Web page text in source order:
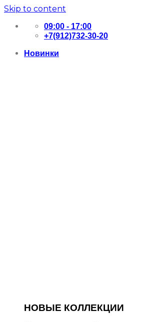
Skip to content
09:00 - 17:00
+7(912)732-30-20
Новинки
НОВЫЕ КОЛЛЕКЦИИ